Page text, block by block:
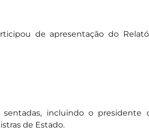
de apresentação do
sentadas, incluindo o presidente
de Estado.